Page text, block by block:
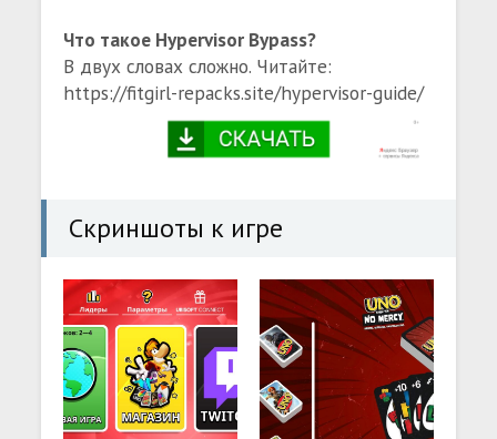
Что такое Hypervisor Bypass?
В двух словах сложно. Читайте:
https://fitgirl-repacks.site/hypervisor-guide/
Скриншоты к игре